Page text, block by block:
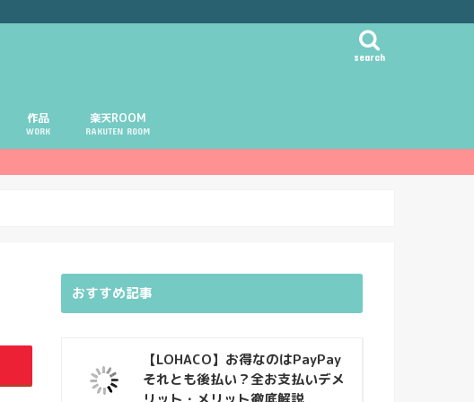
search
作品
WORK
楽天ROOM
RAKUTEN ROOM
おすすめ記事
【LOHACO】お得なのはPayPay
それとも後払い？全お支払いデメ